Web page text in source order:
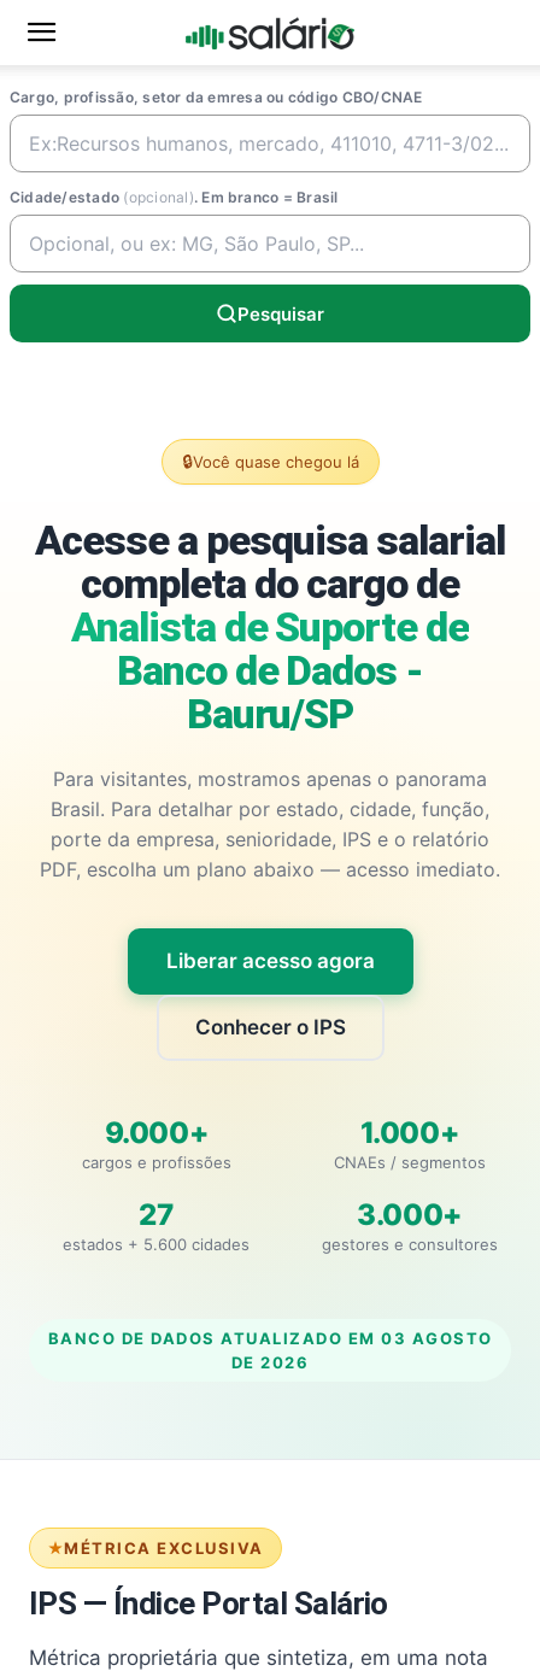
Cargo, profissão, setor da emresa ou código CBO/CNAE
Cidade/estado (opcional). Em branco = Brasil
Pesquisar
🔒Você quase chegou lá
Acesse a pesquisa salarial
completa do cargo de
Analista de Suporte de
Banco de Dados -
Bauru/SP
Para visitantes, mostramos apenas o panorama
Brasil. Para detalhar por estado, cidade, função,
porte da empresa, senioridade, IPS e o relatório
PDF, escolha um plano abaixo — acesso imediato.
Liberar acesso agora
Conhecer o IPS
9.000+
cargos e profissões
1.000+
CNAEs / segmentos
27
estados + 5.600 cidades
3.000+
gestores e consultores
BANCO DE DADOS ATUALIZADO EM 03 AGOSTO
DE 2026
MÉTRICA EXCLUSIVA
IPS — Índice Portal Salário
Métrica proprietária que sintetiza, em uma nota